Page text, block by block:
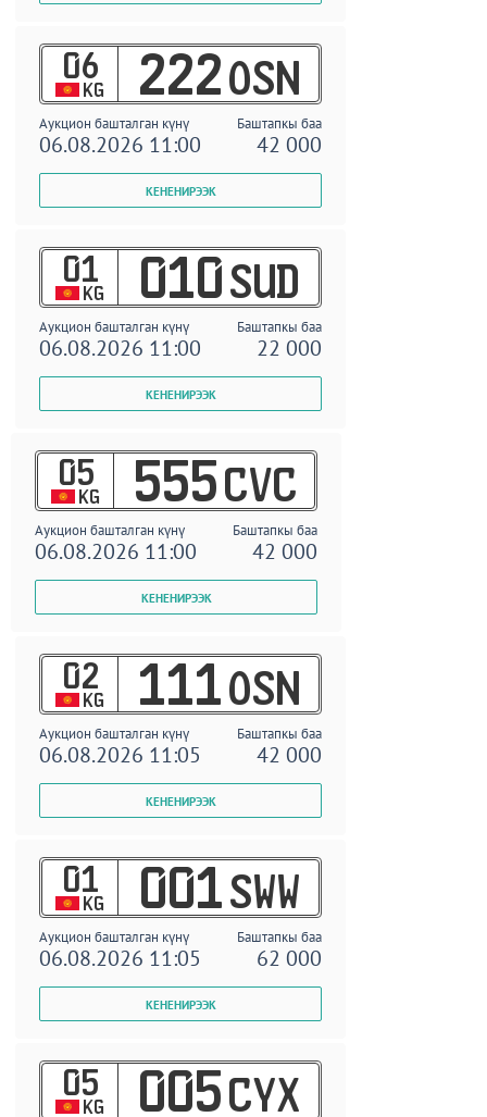
06
KG 222 OSN
Аукцион башталган күнү Баштапкы баа
06.08.2026 11:00 42 000
01
KG 010 SUD
Аукцион башталган күнү Баштапкы баа
06.08.2026 11:00 22 000
05
KG 555 CVC
Аукцион башталган күнү Баштапкы баа
06.08.2026 11:00 42 000
02
KG 111 OSN
Аукцион башталган күнү Баштапкы баа
06.08.2026 11:05 42 000
01
KG 001 SWW
Аукцион башталган күнү Баштапкы баа
06.08.2026 11:05 62 000
05
KG 005 CYX